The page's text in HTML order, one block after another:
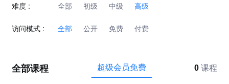
难度 : 全部 初级 中级 高级
访问模式 : 全部 公开 免费 付费
全部课程 超级会员免费 0 课程